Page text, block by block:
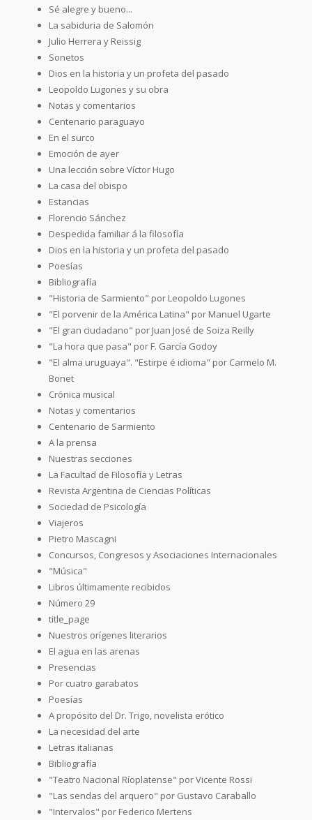
Sé alegre y bueno...
La sabiduria de Salomón
Julio Herrera y Reissig
Sonetos
Dios en la historia y un profeta del pasado
Leopoldo Lugones y su obra
Notas y comentarios
Centenario paraguayo
En el surco
Emoción de ayer
Una lección sobre Víctor Hugo
La casa del obispo
Estancias
Florencio Sánchez
Despedida familiar á la filosofía
Dios en la historia y un profeta del pasado
Poesías
Bibliografía
"Historia de Sarmiento" por Leopoldo Lugones
"El porvenir de la América Latina" por Manuel Ugarte
"El gran ciudadano" por Juan José de Soiza Reilly
"La hora que pasa" por F. García Godoy
"El alma uruguaya". "Estirpe é idioma" por Carmelo M.
Bonet
Crónica musical
Notas y comentarios
Centenario de Sarmiento
A la prensa
Nuestras secciones
La Facultad de Filosofía y Letras
Revista Argentina de Ciencias Políticas
Sociedad de Psicología
Viajeros
Pietro Mascagni
Concursos, Congresos y Asociaciones Internacionales
"Música"
Libros últimamente recibidos
Número 29
title_page
Nuestros orígenes literarios
El agua en las arenas
Presencias
Por cuatro garabatos
Poesías
A propósito del Dr. Trigo, novelista erótico
La necesidad del arte
Letras italianas
Bibliografía
"Teatro Nacional Ríoplatense" por Vicente Rossi
"Las sendas del arquero" por Gustavo Caraballo
"Intervalos" por Federico Mertens